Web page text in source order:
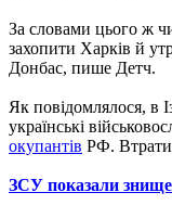
За словами цього ж
захопити Харків й
Донбас, пише Детч.
Як повідомлялося, в
українські
окупантів РФ. Втрати
ЗСУ показали